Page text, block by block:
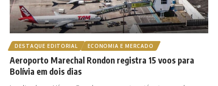
DESTAQUE EDITORIAL ECONOMIA E MERCADO
Aeroporto Marechal Rondon registra 15 voos para
Bolívia em dois dias